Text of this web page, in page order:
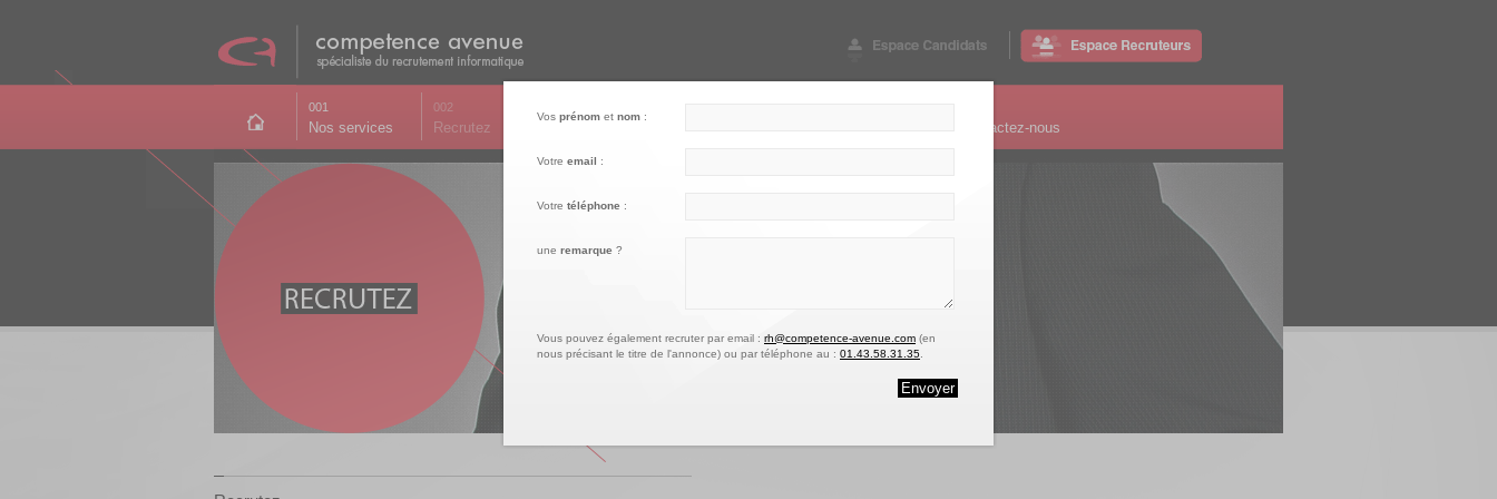
001
Nos services
002
Recrutez Notre engagement Contactez-nous
Vos prénom et nom :
Votre email :
Votre téléphone :
une remarque ?
Vous pouvez également recruter par email : rh@competence-avenue.com (en
nous précisant le titre de l'annonce) ou par téléphone au : 01.43.58.31.35